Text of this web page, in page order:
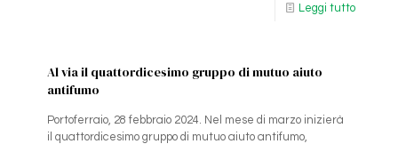
Leggi tutto
Al via il quattordicesimo gruppo di mutuo aiuto
antifumo
Portoferraio, 28 febbraio 2024. Nel mese di marzo inizierà
il quattordicesimo gruppo di mutuo aiuto antifumo,